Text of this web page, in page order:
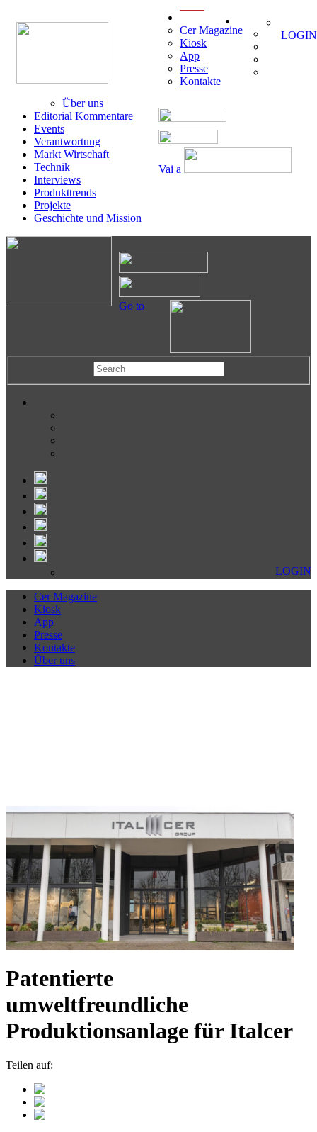
Vai a
Cer Magazine
Kiosk
App
Presse
Kontakte
Über uns
Editorial Kommentare
Events
Verantwortung
Markt Wirtschaft
Technik
Interviews
Produkttrends
Projekte
Geschichte und Mission
LOGIN
Go to
LOGIN
Cer Magazine
Kiosk
App
Presse
Kontakte
Über uns
Patentierte
umweltfreundliche
Produktionsanlage für Italcer
Teilen auf: